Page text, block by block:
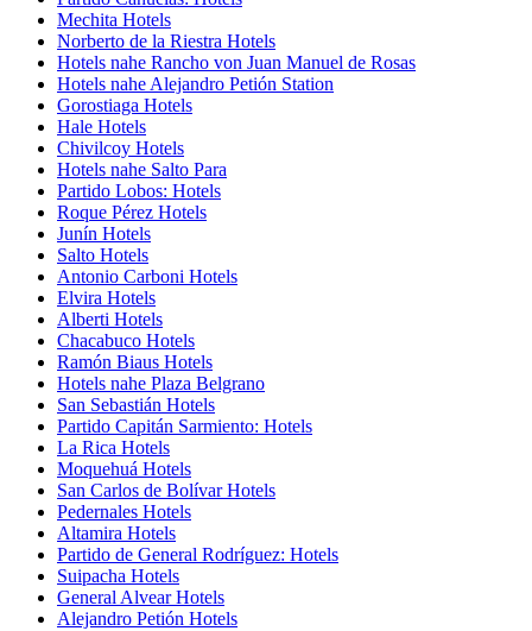
Mechita Hotels
Norberto de la Riestra Hotels
Hotels nahe Rancho von Juan Manuel de Rosas
Hotels nahe Alejandro Petión Station
Gorostiaga Hotels
Hale Hotels
Chivilcoy Hotels
Hotels nahe Salto Para
Partido Lobos: Hotels
Roque Pérez Hotels
Junín Hotels
Salto Hotels
Antonio Carboni Hotels
Elvira Hotels
Alberti Hotels
Chacabuco Hotels
Ramón Biaus Hotels
Hotels nahe Plaza Belgrano
San Sebastián Hotels
Partido Capitán Sarmiento: Hotels
La Rica Hotels
Moquehuá Hotels
San Carlos de Bolívar Hotels
Pedernales Hotels
Altamira Hotels
Partido de General Rodríguez: Hotels
Suipacha Hotels
General Alvear Hotels
Alejandro Petión Hotels